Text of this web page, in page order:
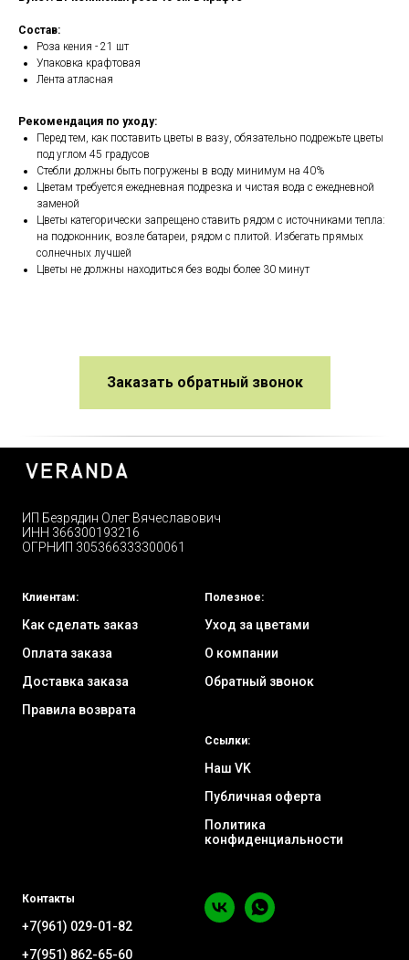
Состав:
Роза кения - 21 шт
Упаковка крафтовая
Лента атласная
Рекомендация по уходу:
Перед тем, как поставить цветы в вазу, обязательно подрежьте цветы
под углом 45 градусов
Стебли должны быть погружены в воду минимум на 40%
Цветам требуется ежедневная подрезка и чистая вода с ежедневной
заменой
Цветы категорически запрещено ставить рядом с источниками тепла:
на подоконник, возле батареи, рядом с плитой. Избегать прямых
солнечных лучшей
Цветы не должны находиться без воды более 30 минут
Заказать обратный звонок
ИП Безрядин Олег Вячеславович
ИНН 366300193216
ОГРНИП 305366333300061
Клиентам:
Как сделать заказ
Оплата заказа
Доставка заказа
Правила возврата
Полезное:
Уход за цветами
О компании
Обратный звонок
Ссылки:
Наш VK
Публичная оферта
Политика
конфиденциальности
Контакты
+7(961) 029-01-82
+7(951) 862-65-60